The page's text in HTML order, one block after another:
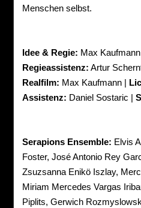
Menschen selbst.
Idee & Regie: Max
Regieassistenz: Artur
Realfilm: Max Kaufmann |
Assistenz: Daniel Sostaric |
Serapions Ensemble: Elvis
Foster, José Antonio Rey
Zsuzsanna Enikö Iszlay,
Miriam Mercedes Vargas
Piplits, Gerwich